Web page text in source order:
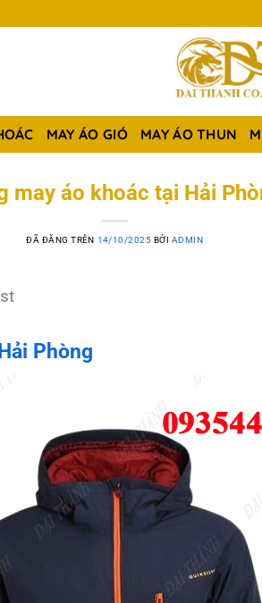
MAY ÁO GIÓ MAY ÁO THUN
may áo khoác tại Hải
ĐÃ ĐĂNG TRÊN 14/10/2025 BỞI ADMIN
Phòng